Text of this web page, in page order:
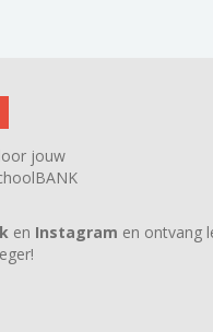
jouw
en Instagram en ontvang